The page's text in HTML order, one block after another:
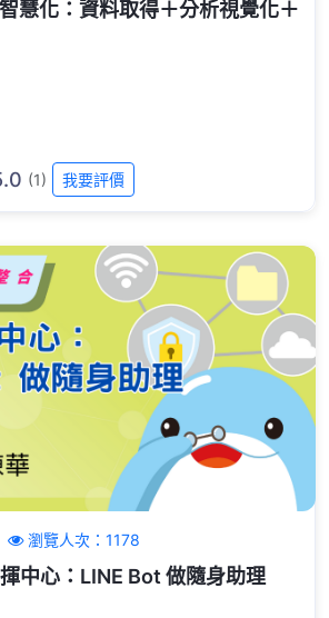
慧化：資料取得＋分析視覺化＋
(1) 我要評價
瀏覽人次：1178
中心：LINE Bot 做隨身助理